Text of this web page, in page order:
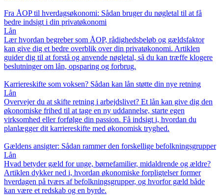
Fra ÅOP til hverdagsøkonomi: Sådan bruger du nøgletal til at få
bedre indsigt i din privatøkonomi
Lån
Lær hvordan begreber som ÅOP, rådighedsbeløb og gældsfaktor
kan give dig et bedre overblik over din privatøkonomi. Artiklen
guider dig til at forstå og anvende nøgletal, så du kan træffe klogere
beslutninger om lån, opsparing og forbrug.
Karriereskifte som voksen? Sådan kan lån støtte din nye retning
Lån
Overvejer du at skifte retning i arbejdslivet? Et lån kan give dig den
økonomiske frihed til at tage en ny uddannelse, starte egen
virksomhed eller forfølge din passion. Få indsigt i, hvordan du
planlægger dit karriereskifte med økonomisk tryghed.
Gældens ansigter: Sådan rammer den forskellige befolkningsgrupper
Lån
Hvad betyder gæld for unge, børnefamilier, midaldrende og ældre?
Artiklen dykker ned i, hvordan økonomiske forpligtelser former
hverdagen på tværs af befolkningsgrupper, og hvorfor gæld både
kan være et redskab og en byrde.